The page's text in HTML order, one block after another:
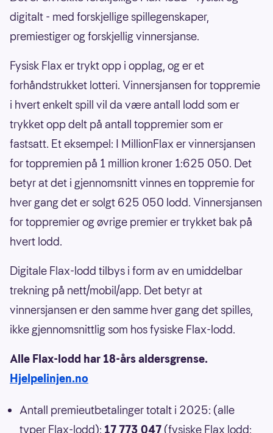
digitalt - med forskjellige spillegenskaper,
premiestiger og forskjellig vinnersjanse.
Fysisk Flax er trykt opp i opplag, og er et
forhåndstrukket lotteri. Vinnersjansen for toppremie
i hvert enkelt spill vil da være antall lodd som er
trykket opp delt på antall toppremier som er
fastsatt. Et eksempel: I MillionFlax er vinnersjansen
for toppremien på 1 million kroner 1:625 050. Det
betyr at det i gjennomsnitt vinnes en toppremie for
hver gang det er solgt 625 050 lodd. Vinnersjansen
for toppremier og øvrige premier er trykket bak på
hvert lodd.
Digitale Flax-lodd tilbys i form av en umiddelbar
trekning på nett/mobil/app. Det betyr at
vinnersjansen er den samme hver gang det spilles,
ikke gjennomsnittlig som hos fysiske Flax-lodd.
Alle Flax-lodd har 18-års aldersgrense.
Hjelpelinjen.no
Antall premieutbetalinger totalt i 2025: (alle
typer Flax-lodd): 17 773 047 (fysiske Flax lodd: